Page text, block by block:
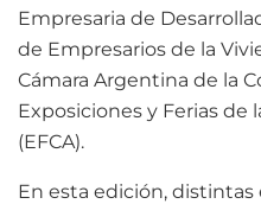
Empresaria de
de Empresarios de la
Cámara Argentina de la
Exposiciones y Ferias
(EFCA).
En esta edición, distintas